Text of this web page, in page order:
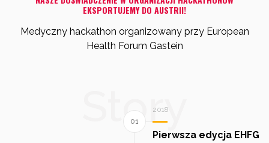
EKSPORTUJEMY DO AUSTRII!
Medyczny hackathon organizowany przy European
Health Forum Gastein
Story
2018
Pierwsza edycja EHFG